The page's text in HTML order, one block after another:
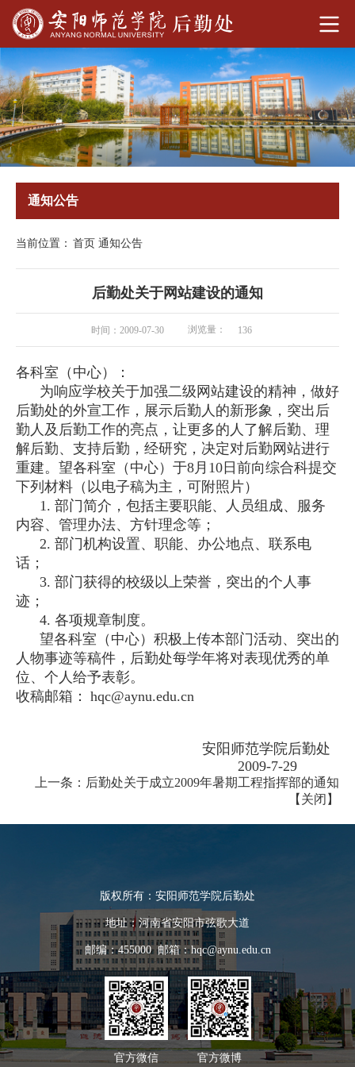
通知公告
当前位置： 首页 通知公告
后勤处关于网站建设的通知
时间：2009-07-30 浏览量： 136
各科室（中心）：
为响应学校关于加强二级网站建设的精神，做好
后勤处的外宣工作，展示后勤人的新形象，突出后
勤人及后勤工作的亮点，让更多的人了解后勤、理
解后勤、支持后勤，经研究，决定对后勤网站进行
重建。望各科室（中心）于8月10日前向综合科提交
下列材料（以电子稿为主，可附照片）
1. 部门简介，包括主要职能、人员组成、服务
内容、管理办法、方针理念等；
2. 部门机构设置、职能、办公地点、联系电
话；
3. 部门获得的校级以上荣誉，突出的个人事
迹；
4. 各项规章制度。
望各科室（中心）积极上传本部门活动、突出的
人物事迹等稿件，后勤处每学年将对表现优秀的单
位、个人给予表彰。
收稿邮箱： hqc@aynu.edu.cn
安阳师范学院后勤处
2009-7-29
上一条： 后勤处关于成立2009年暑期工程指挥部的通知
【 关闭 】
版权所有：安阳师范学院后勤处
地址：河南省安阳市弦歌大道
邮编：455000 邮箱：hqc@aynu.edu.cn
官方微信 官方微博